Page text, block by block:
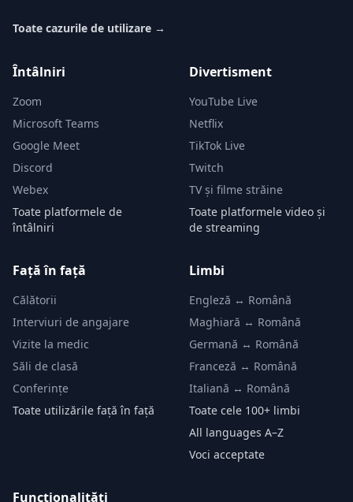
Toate cazurile de utilizare →
Întâlniri
Zoom
Microsoft Teams
Google Meet
Discord
Webex
Toate platformele de
întâlniri
Divertisment
YouTube Live
Netflix
TikTok Live
Twitch
TV și filme străine
Toate platformele video și
de streaming
Față în față
Călătorii
Interviuri de angajare
Vizite la medic
Săli de clasă
Conferințe
Toate utilizările față în față
Limbi
Engleză ↔ Română
Maghiară ↔ Română
Germană ↔ Română
Franceză ↔ Română
Italiană ↔ Română
Toate cele 100+ limbi
All languages A–Z
Voci acceptate
Funcționalități